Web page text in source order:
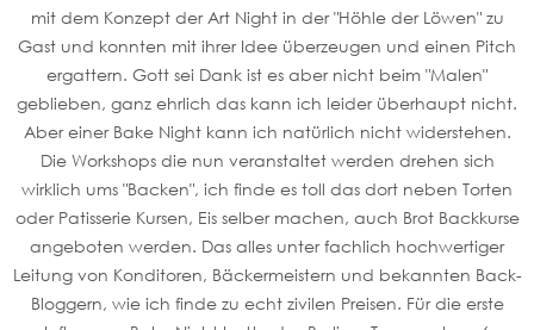
mit dem Konzept der Art Night in der "Höhle der Löwen" zu
Gast und konnten mit ihrer Idee überzeugen und einen Pitch
ergattern. Gott sei Dank ist es aber nicht beim "Malen"
geblieben, ganz ehrlich das kann ich leider überhaupt nicht.
Aber einer Bake Night kann ich natürlich nicht widerstehen.
Die Workshops die nun veranstaltet werden drehen sich
wirklich ums "Backen", ich finde es toll das dort neben Torten
oder Patisserie Kursen, Eis selber machen, auch Brot Backkurse
angeboten werden. Das alles unter fachlich hochwertiger
Leitung von Konditoren, Bäckermeistern und bekannten Back-
Bloggern, wie ich finde zu echt zivilen Preisen. Für die erste